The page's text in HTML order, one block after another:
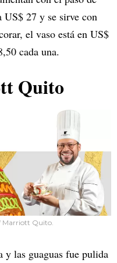
27 y se sirve con
el vaso está en US$
cada una.
Quito
Marriott Quito.
y las guaguas fue pulida